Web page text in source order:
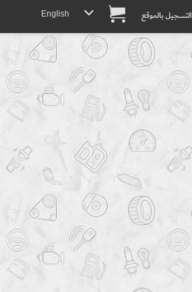
التسجيل بالموقع English